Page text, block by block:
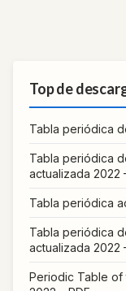
Top de
Tabla periódica
Tabla periódica
actualizada 2022
Tabla periódica
Tabla periódica
actualizada 2022
Periodic Table of